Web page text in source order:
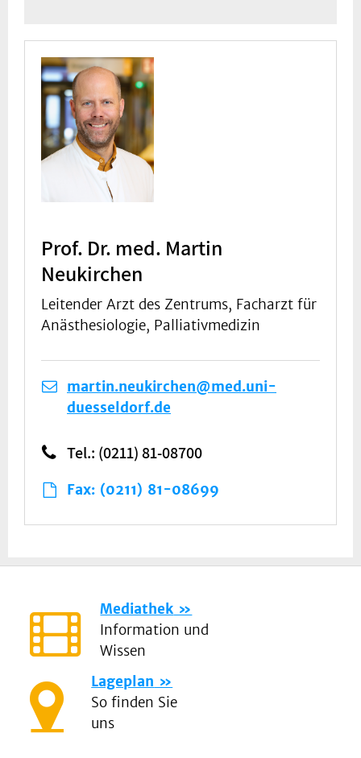
Prof. Dr. med. Martin
Neukirchen
Leitender Arzt des Zentrums, Facharzt für
Anästhesiologie, Palliativmedizin
martin.neukirchen@med.uni-
duesseldorf.de
Tel.: (0211) 81-08700
Fax: (0211) 81-08699
Mediathek
Information und
Wissen
Lageplan
So finden Sie
uns